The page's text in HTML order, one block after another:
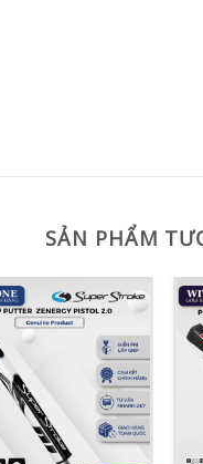
SẢN PHẨM